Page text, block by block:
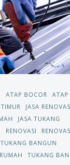
ATAP BOCOR
ATAP
JASA
JASA TUKANG
RENOVASI
TUKANG BANGUN
TUKANG